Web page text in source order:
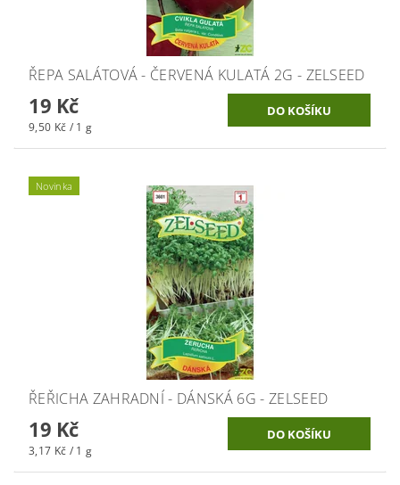
ŘEPA SALÁTOVÁ - ČERVENÁ KULATÁ 2G - ZELSEED
19 Kč
9,50 Kč / 1 g
Novinka
ŘEŘICHA ZAHRADNÍ - DÁNSKÁ 6G - ZELSEED
19 Kč
3,17 Kč / 1 g